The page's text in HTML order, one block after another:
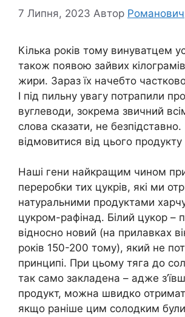
7 Липня, 2023 Автор Романович
Кілька років тому винуватцем
також появою зайвих
жири. Зараз їх начебто
І під пильну увагу потрапили
вуглеводи, зокрема звичний
слова сказати, не
відмовитися від цього продукту
Наші гени найкращим чином
переробки тих цукрів, які ми
натуральними продуктами
цукром-рафінад. Білий цукор –
відносно новий (на прилавках
років 150-200 тому), який не
принципі. При цьому тяга до
так само закладена – адже
продукт, можна швидко
якщо раніше цим солодким були